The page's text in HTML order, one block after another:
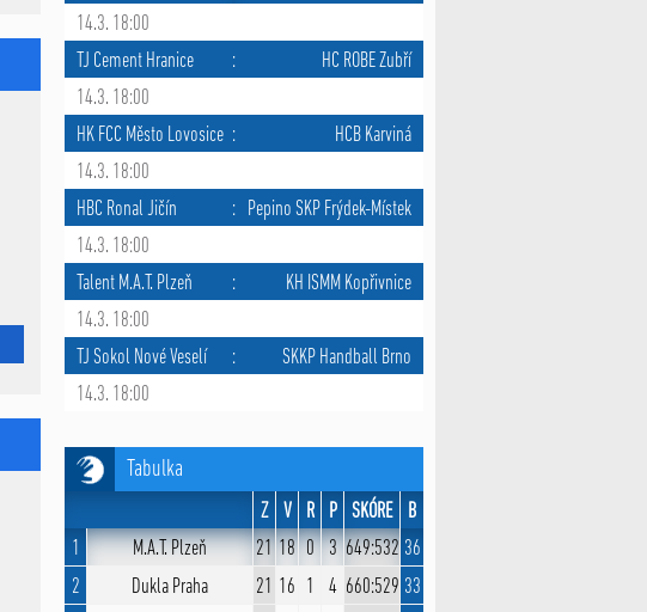
14.3. 18:00
TJ Cement Hranice
:
HC ROBE Zubří
14.3. 18:00
HK FCC Město Lovosice :
HCB Karviná
14.3. 18:00
HBC Ronal Jičín
: Pepino SKP Frýdek-Místek
14.3. 18:00
Talent M.A.T. Plzeň
:
KH ISMM Kopřivnice
14.3. 18:00
TJ Sokol Nové Veselí
:
SKKP Handball Brno
14.3. 18:00
Tabulka
Z V R P SKÓRE
B
1
M.A.T. Plzeň 21 18 0 3 649:532 36
2
Dukla Praha 21 16 1 4 660:529 33